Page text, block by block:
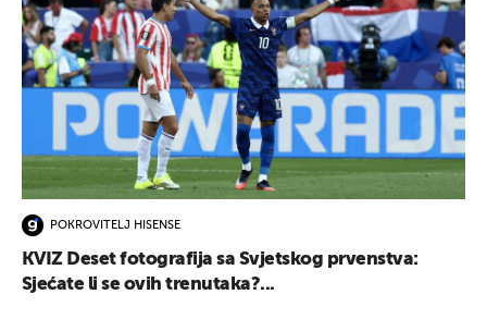
POKROVITELJ HISENSE
KVIZ Deset fotografija sa Svjetskog prvenstva:
Sjećate li se ovih trenutaka?...